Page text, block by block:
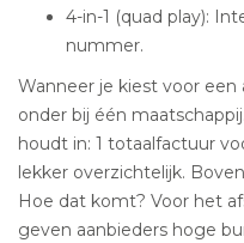
4-in-1 (quad play):
nummer.
Wanneer je kiest voor een
onder bij één
houdt in: 1 totaalfactuur
lekker overzichtelijk.
Hoe dat komt? Voor het
geven aanbieders hoge